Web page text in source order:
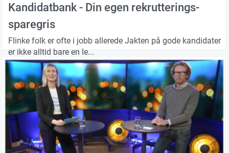
Kandidatbank - Din egen rekrutterings-
sparegris
Flinke folk er ofte i jobb allerede Jakten på gode kandidater
er ikke alltid bare en le...